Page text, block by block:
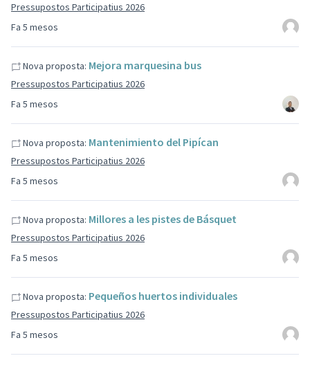
Fa 5 mesos
Pressupostos Participatius 2026
Fa 5 mesos
Nova proposta: Mejora marquesina bus
Pressupostos Participatius 2026
Fa 5 mesos
Nova proposta: Mantenimiento del Pipícan
Pressupostos Participatius 2026
Fa 5 mesos
Nova proposta: Millores a les pistes de Básquet
Pressupostos Participatius 2026
Fa 5 mesos
Nova proposta: Pequeños huertos individuales
Pressupostos Participatius 2026